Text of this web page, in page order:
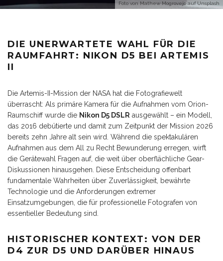
Foto von Mathew Mogrovejoauf Unsplash
DIE UNERWARTETE WAHL FÜR DIE
RAUMFAHRT: NIKON D5 BEI ARTEMIS
II
Die Artemis-II-Mission der NASA hat die Fotografiewelt
überrascht: Als primäre Kamera für die Aufnahmen vom Orion-
Raumschiff wurde die Nikon D5 DSLR ausgewählt – ein Modell,
das 2016 debütierte und damit zum Zeitpunkt der Mission 2026
bereits zehn Jahre alt sein wird. Während die spektakulären
Aufnahmen aus dem All zu Recht Bewunderung erregen, wirft
die Gerätewahl Fragen auf, die weit über oberflächliche Gear-
Diskussionen hinausgehen. Diese Entscheidung offenbart
fundamentale Wahrheiten über Zuverlässigkeit, bewährte
Technologie und die Anforderungen extremer
Einsatzumgebungen, die für professionelle Fotografen von
essentieller Bedeutung sind.
HISTORISCHER KONTEXT: VON DER
D4 ZUR D5 UND DARÜBER HINAUS